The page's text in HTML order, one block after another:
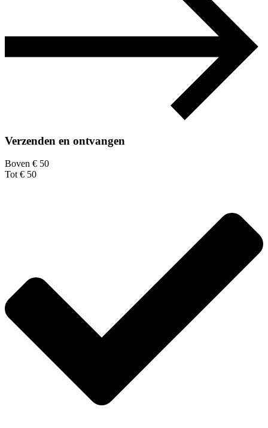
Verzenden en ontvangen
Boven € 50
Tot € 50